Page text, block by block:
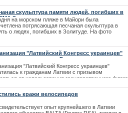
скульптура памяти людей, погибших в
Золитуде
на морском пляже в Майори была
потрясающая песчаная скульптура в
о людях, погибших в Золитуде. На фото
"Латвийский Конгресс украинцев"
к гражданам Латвии
"Латвийский Конгресс украинцев"
к гражданам Латвии с призывом
от использования государственного флага
кражи велосипедов
опыт крупнейшего в Латвии